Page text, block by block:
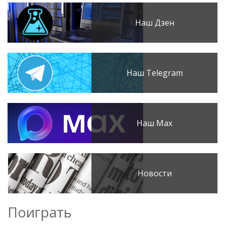
Наш Дзен
Наш Telegram
Наш Max
Новости
Поиграть